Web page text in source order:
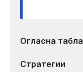
Огласна табла
Стратегии